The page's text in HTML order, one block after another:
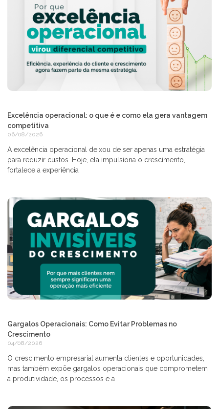
Excelência operacional: o que é e como ela gera vantagem
competitiva
06/08/2026
A excelência operacional deixou de ser apenas uma estratégia
para reduzir custos. Hoje, ela impulsiona o crescimento,
fortalece a experiência
Gargalos Operacionais: Como Evitar Problemas no
Crescimento
04/08/2026
O crescimento empresarial aumenta clientes e oportunidades,
mas também expõe gargalos operacionais que comprometem
a produtividade, os processos e a